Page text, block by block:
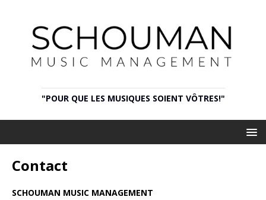
"POUR QUE LES MUSIQUES SOIENT VÔTRES!"
Contact
SCHOUMAN MUSIC MANAGEMENT